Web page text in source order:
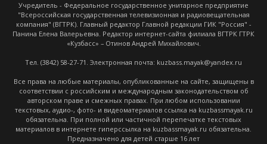
Учредитель - Федеральное государственное унитарное предприятие
"Всероссийская государственная телевизионная и радиовещательная
компания" (ВГТРК). Главный редактор Главной редакции ГИК "Россия" -
Панина Елена Валерьевна. Редактор интернет-сайта филиала ВГТРК ГТРК
«Кузбасс» – Отинов Андрей Михайлович.
Тел. (3842) 58-27-71. Электронная почта: kuzbass.mayak@yandex.ru
Все права на любые материалы, опубликованные на сайте, защищены в
соответствии с российским и международным законодательством об
авторском праве и смежных правах. При любом использовании
текстовых, аудио-, фото- и видеоматериалов ссылка на kuzbassmayak.ru
обязательна. При полной или частичной перепечатке текстовых
материалов в интернете гиперссылка на kuzbassmayak.ru обязательна.
Предназначено для детей старше 16 лет